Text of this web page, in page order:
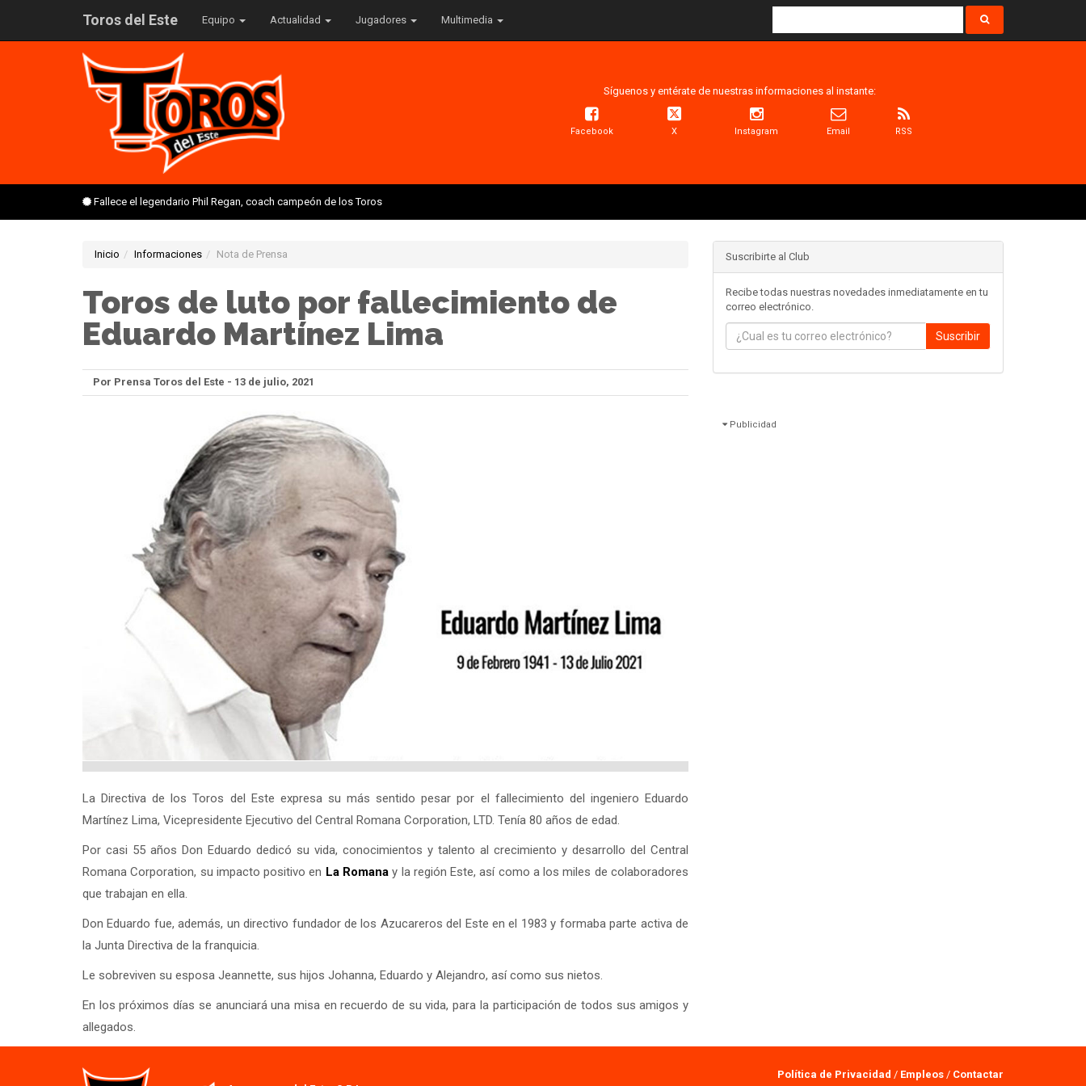
Toros del Este Equipo Actualidad Jugadores Multimedia
Síguenos y entérate de nuestras informaciones al instante:
Facebook X Instagram Email RSS
Fallece el legendario Phil Regan, coach campeón de los Toros
Inicio Informaciones Nota de Prensa
Toros de luto por fallecimiento de
Eduardo Martínez Lima
Por Prensa Toros del Este - 13 de julio, 2021
La Directiva de los Toros del Este expresa su más sentido pesar por el fallecimiento del ingeniero Eduardo
Martínez Lima, Vicepresidente Ejecutivo del Central Romana Corporation, LTD. Tenía 80 años de edad.
Por casi 55 años Don Eduardo dedicó su vida, conocimientos y talento al crecimiento y desarrollo del Central
Romana Corporation, su impacto positivo en La Romanay la región Este, así como a los miles de colaboradores
que trabajan en ella.
Don Eduardo fue, además, un directivo fundador de los Azucareros del Este en el 1983 y formaba parte activa de
la Junta Directiva de la franquicia.
Le sobreviven su esposa Jeannette, sus hijos Johanna, Eduardo y Alejandro, así como sus nietos.
En los próximos días se anunciará una misa en recuerdo de su vida, para la participación de todos sus amigos y
allegados.
Suscribirte al Club
Recibe todas nuestras novedades inmediatamente en tu
correo electrónico.
Suscribir
Publicidad
Política de Privacidad / Empleos / Contactar